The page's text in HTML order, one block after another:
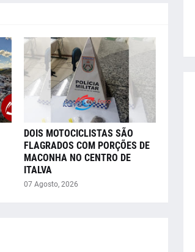
DOIS MOTOCICLISTAS SÃO
FLAGRADOS COM PORÇÕES DE
MACONHA NO CENTRO DE
ITALVA
07 Agosto, 2026